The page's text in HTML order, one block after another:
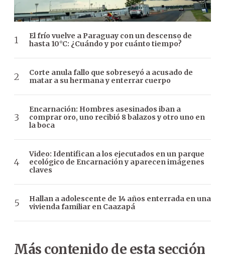
El frío vuelve a Paraguay con un descenso de
hasta 10°C: ¿Cuándo y por cuánto tiempo?
Corte anula fallo que sobreseyó a acusado de
matar a su hermana y enterrar cuerpo
Encarnación: Hombres asesinados iban a
comprar oro, uno recibió 8 balazos y otro uno en
la boca
Video: Identifican a los ejecutados en un parque
ecológico de Encarnación y aparecen imágenes
claves
Hallan a adolescente de 14 años enterrada en una
vivienda familiar en Caazapá
Más contenido de esta sección